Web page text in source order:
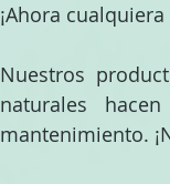
¡Ahora
Nuestros
naturales
mantenimiento.